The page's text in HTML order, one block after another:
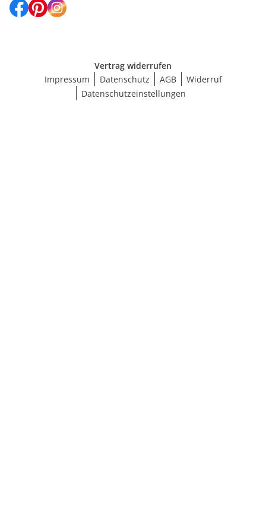
Vertrag widerrufen
Impressum
Datenschutz AGB
Widerruf
Datenschutzeinstellungen